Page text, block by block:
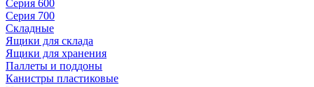
Серия 600
Серия 700
Складные
Ящики для склада
Ящики для хранения
Паллеты и поддоны
Канистры пластиковые